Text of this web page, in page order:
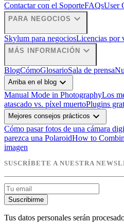
Contactar con el SoporteFAQsUser
PARA NEGOCIOS expand_more
Skylum para negociosLicencias por
MÁS INFORMACIÓN expand_more
BlogCómoGlosarioSala de prensa
Arriba en el blog expand_more
Manual Mode in PhotographyLos
atascado vs. píxel muertoPlugins
Mejores consejos prácticos expand_more
Cómo pasar fotos de una cámara
parezca una PolaroidHow to
imagen
SUSCRÍBETE A NUESTRA
Suscribirme
Tus datos personales serán